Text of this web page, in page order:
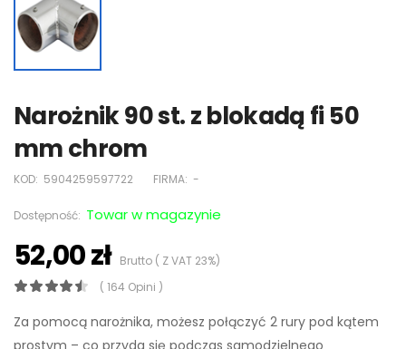
Narożnik 90 st. z blokadą fi 50
mm chrom
KOD: 5904259597722 FIRMA: -
Dostępność: Towar w magazynie
52,00 złBrutto ( Z VAT 23%)
( 164 Opini )
Za pomocą narożnika, możesz połączyć 2 rury pod kątem
prostym – co przyda się podczas samodzielnego